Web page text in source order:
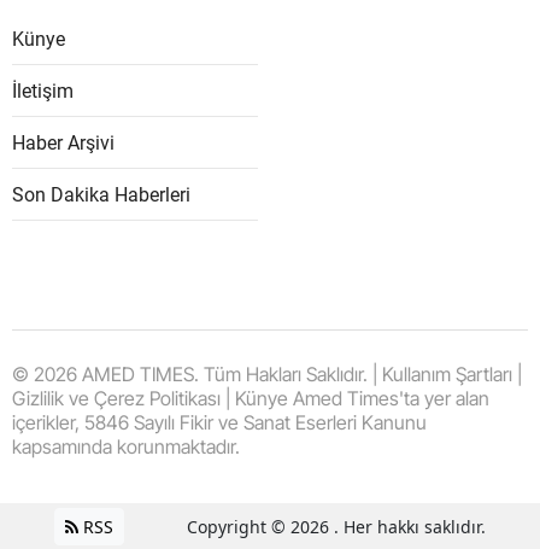
Künye
İletişim
Haber Arşivi
Son Dakika Haberleri
© 2026 AMED TIMES. Tüm Hakları Saklıdır. | Kullanım Şartları |
Gizlilik ve Çerez Politikası | Künye Amed Times'ta yer alan
içerikler, 5846 Sayılı Fikir ve Sanat Eserleri Kanunu
kapsamında korunmaktadır.
RSS Copyright © 2026 . Her hakkı saklıdır.